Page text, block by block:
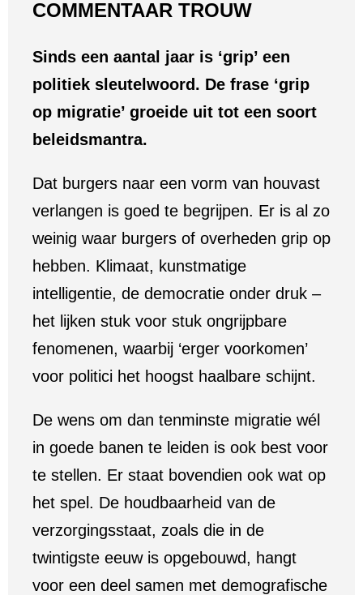
COMMENTAAR TROUW
Sinds een aantal jaar is ‘grip’ een
politiek sleutelwoord. De frase ‘grip
op migratie’ groeide uit tot een soort
beleidsmantra.
Dat burgers naar een vorm van houvast
verlangen is goed te begrijpen. Er is al zo
weinig waar burgers of overheden grip op
hebben. Klimaat, kunstmatige
intelligentie, de democratie onder druk –
het lijken stuk voor stuk ongrijpbare
fenomenen, waarbij ‘erger voorkomen’
voor politici het hoogst haalbare schijnt.
De wens om dan tenminste migratie wél
in goede banen te leiden is ook best voor
te stellen. Er staat bovendien ook wat op
het spel. De houdbaarheid van de
verzorgingsstaat, zoals die in de
twintigste eeuw is opgebouwd, hangt
voor een deel samen met demografische